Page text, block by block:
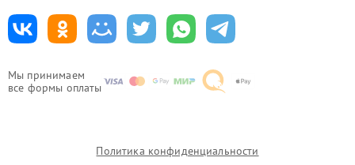
Мы принимаем
все формы оплаты
Политика конфиденциальности